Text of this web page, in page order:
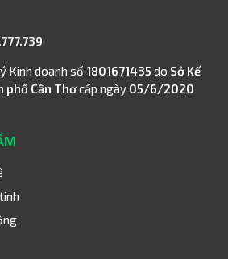
Kinh doanh số 1801671435 do Sở Kế
phố Cần Thơcấp ngày 05/6/2020